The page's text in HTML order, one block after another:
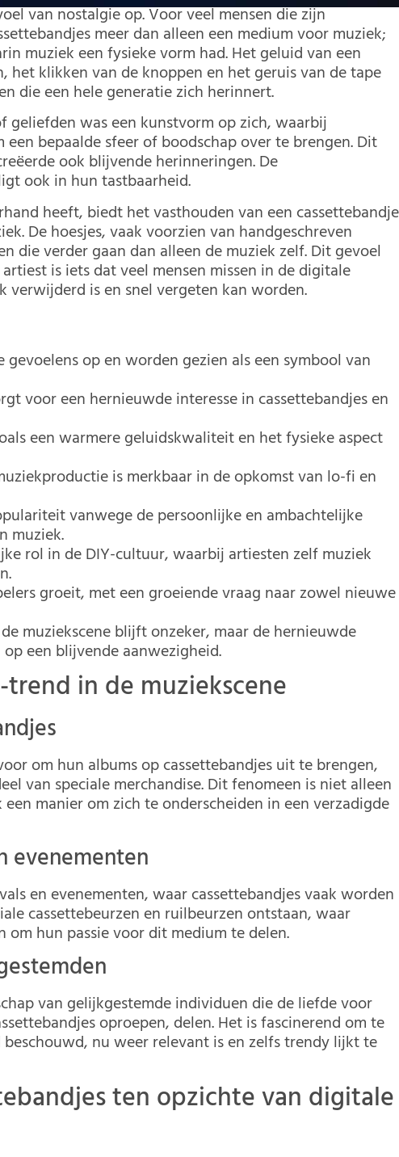
van nostalgie op. Voor veel mensen die zijn
meer dan alleen een medium voor muziek;
muziek een fysieke vorm had. Het geluid van een
het klikken van de knoppen en het geruis van de tape
die een hele generatie zich herinnert.
was een kunstvorm op zich, waarbij
bepaalde sfeer of boodschap over te brengen. Dit
ook blijvende herinneringen. De
ook in hun tastbaarheid.
heeft, biedt het vasthouden van een cassettebandje
De hoesjes, vaak voorzien van handgeschreven
die verder gaan dan alleen de muziek zelf. Dit gevoel
is iets dat veel mensen missen in de digitale
is en snel vergeten kan worden.
op en worden gezien als een symbool van
voor een hernieuwde interesse in cassettebandjes en
een warmere geluidskwaliteit en het fysieke aspect
is merkbaar in de opkomst van lo-fi en
vanwege de persoonlijke en ambachtelijke
muziek.
rol in de DIY-cultuur, waarbij artiesten zelf muziek
groeit, met een groeiende vraag naar zowel nieuwe
muziekscene blijft onzeker, maar de hernieuwde
een blijvende aanwezigheid.
in de muziekscene
om hun albums op cassettebandjes uit te brengen,
van speciale merchandise. Dit fenomeen is niet alleen
manier om zich te onderscheiden in een verzadigde
evenementen
en evenementen, waar cassettebandjes vaak worden
cassettebeurzen en ruilbeurzen ontstaan, waar
om hun passie voor dit medium te delen.
van gelijkgestemde individuen die de liefde voor
oproepen, delen. Het is fascinerend om te
nu weer relevant is en zelfs trendy lijkt te
ten opzichte van digitale